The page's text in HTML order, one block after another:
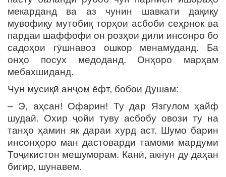
мекарданд ва аз чунин шавкати дақиқу
мувофиқу мутобиқ торҳои асбоби сеҳрнок ва
пардаи шаффофи он розҳои дили инсонро бо
садоҳои гӯшнавоз ошкор менамуданд. Ба
онҳо посух медоданд. Онҳоро марҳам
мебахшиданд.
Чун мусиқӣ анҷом ёфт, бобои Душам:
– Э, аҳсан! Офарин! Ту дар Язгулом ҳайф
шудаӣ. Охир ҷойи туву асбобу овози ту на
танҳо ҳамин як дараи хурд аст. Шумо барин
инсонҳоро ман дастоварди тамоми мардуми
Тоҷикистон мешуморам. Канӣ, акнун ду даҳан
бигир, шунавем.